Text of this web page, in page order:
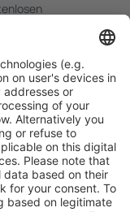
für eingeloggte
Hotels,